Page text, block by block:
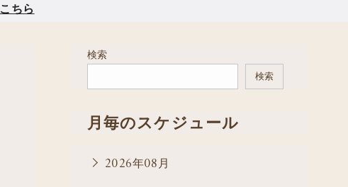
こちら
検索
検索
月毎のスケジュール
2026年08月